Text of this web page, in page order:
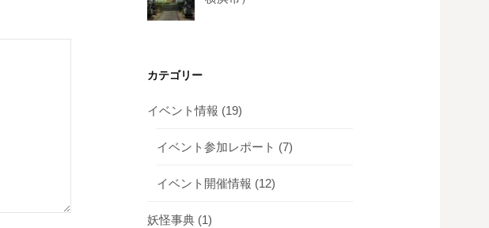
カテゴリー
イベント情報 (19)
イベント参加レポート (7)
イベント開催情報 (12)
妖怪事典 (1)